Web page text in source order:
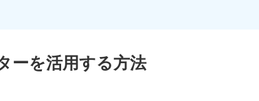
ーを活用する方法